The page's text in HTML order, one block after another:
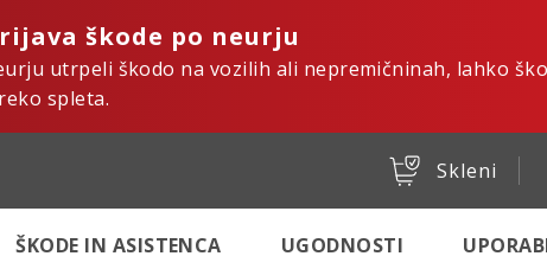
škode po neurju
utrpeli škodo na vozilih ali nepremičninah, lahko
spleta.
Skleni
ŠKODE IN ASISTENCA UGODNOSTI